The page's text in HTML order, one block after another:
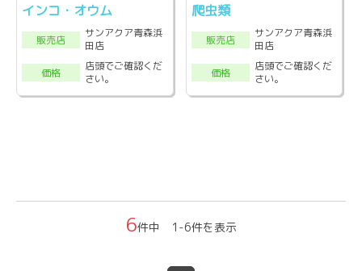
インコ・オウム
販売店
サンアクア青森浜
田店
価格
店頭でご確認くだ
さい。
爬虫類
販売店
サンアクア青森浜
田店
価格
店頭でご確認くだ
さい。
6件中 1-6件を表示